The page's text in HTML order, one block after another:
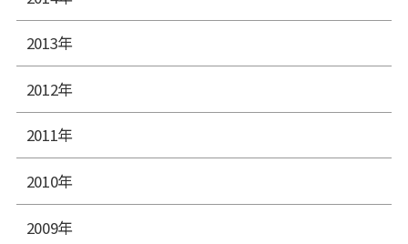
2013年
2012年
2011年
2010年
2009年